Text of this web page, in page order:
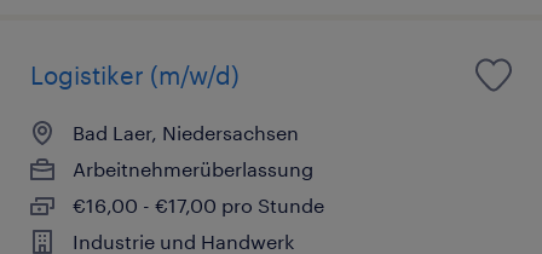
Logistiker (m/w/d)
Bad Laer, Niedersachsen
Arbeitnehmerüberlassung
€16,00 - €17,00 pro Stunde
Industrie und Handwerk